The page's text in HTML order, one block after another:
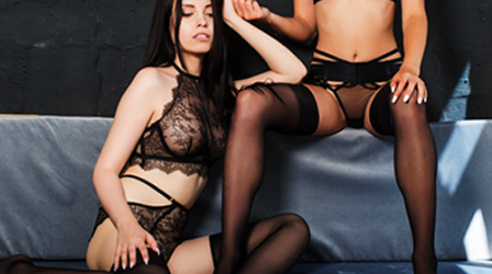
Beograd
Nenad54Sm, 54
Ozbiljan,ozenjen 54 god.,kulturan
pedantan,zdrav,dobar izgled.Mlade
dame bez predrasuda prema sta...
Sremska Mitrovica
Iv_Lo, 53